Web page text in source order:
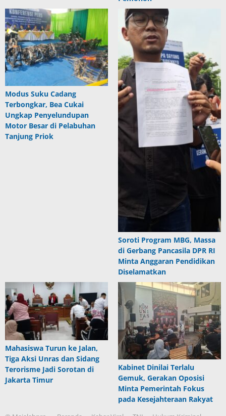
Modus Suku Cadang
Terbongkar, Bea Cukai
Ungkap Penyelundupan
Motor Besar di Pelabuhan
Tanjung Priok
Soroti Program MBG, Massa
di Gerbang Pancasila DPR RI
Minta Anggaran Pendidikan
Diselamatkan
Mahasiswa Turun ke Jalan,
Tiga Aksi Unras dan Sidang
Terorisme Jadi Sorotan di
Jakarta Timur
Kabinet Dinilai Terlalu
Gemuk, Gerakan Oposisi
Minta Pemerintah Fokus
pada Kesejahteraan Rakyat